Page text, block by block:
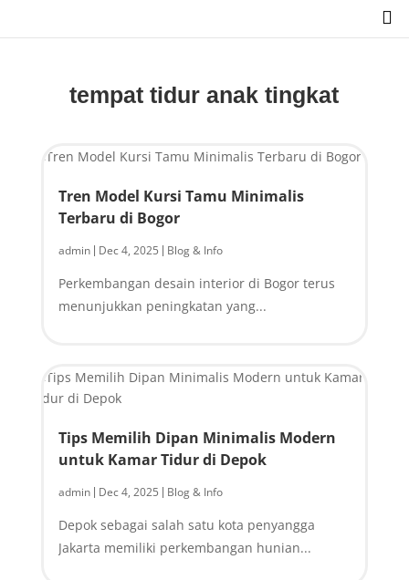

tempat tidur anak tingkat
Tren Model Kursi Tamu Minimalis
Terbaru di Bogor
admin Dec 4, 2025 Blog & Info
Perkembangan desain interior di Bogor terus
menunjukkan peningkatan yang...
Tips Memilih Dipan Minimalis Modern
untuk Kamar Tidur di Depok
admin Dec 4, 2025 Blog & Info
Depok sebagai salah satu kota penyangga
Jakarta memiliki perkembangan hunian...